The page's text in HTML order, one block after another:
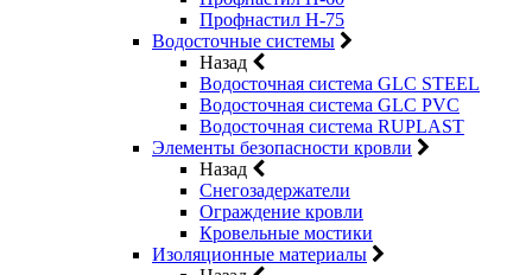
Профнастил Н-75
Водосточные системы
Назад
Водосточная система GLC STEEL
Водосточная система GLC PVC
Водосточная система RUPLAST
Элементы безопасности кровли
Назад
Снегозадержатели
Ограждение кровли
Кровельные мостики
Изоляционные материалы